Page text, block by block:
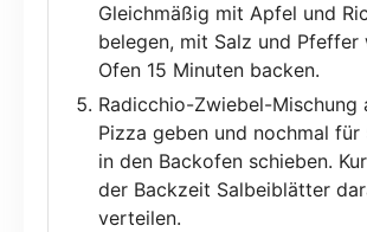
Gleichmäßig mit Apfel und
belegen, mit Salz und Pfeffer
Ofen 15 Minuten backen.
Radicchio-Zwiebel-Mischung
Pizza geben und nochmal für
in den Backofen schieben.
der Backzeit Salbeiblätter
verteilen.